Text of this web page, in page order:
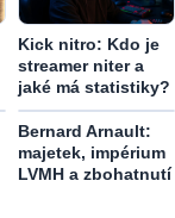
Kick nitro: Kdo je
streamer niter a
jaké má statistiky?
Bernard Arnault:
majetek, impérium
LVMH a zbohatnutí